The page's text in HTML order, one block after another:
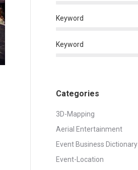
Keyword
Keyword
Categories
3D-Mapping
Aerial Entertainment
Event Business Dictionary
Event-Location